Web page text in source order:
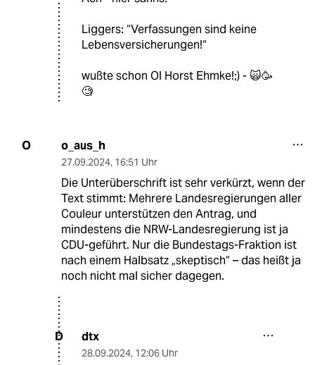
Liggers: “Verfassungen sind keine
Lebensversicherungen!“
wußte schon Ol Horst Ehmke!;) - 🙀🥳
🧐
O o_aus_h
27.09.2024, 16:51 Uhr
Die Unterüberschrift ist sehr verkürzt, wenn der
Text stimmt: Mehrere Landesregierungen aller
Couleur unterstützen den Antrag, und
mindestens die NRW-Landesregierung ist ja
CDU-geführt. Nur die Bundestags-Fraktion ist
nach einem Halbsatz „skeptisch“ – das heißt ja
noch nicht mal sicher dagegen.
D dtx
28.09.2024, 12:06 Uhr